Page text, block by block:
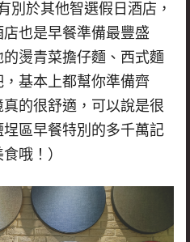
別於其他智選假日酒店，
也是早餐準備最豐盛
燙青菜擔仔麵、西式麵
基本上都幫你準備齊
的很舒適，可以說是很
區早餐特別的多千萬記
哦！）